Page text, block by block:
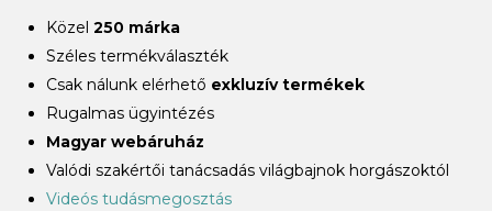
Közel 250 márka
Széles termékválaszték
Csak nálunk elérhető exkluzív termékek
Rugalmas ügyintézés
Magyar webáruház
Valódi szakértői tanácsadás világbajnok horgászoktól
Videós tudásmegosztás